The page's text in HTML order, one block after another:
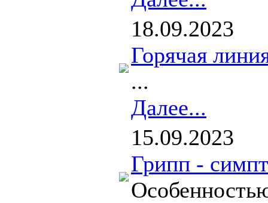
18.09.2023
Горячая
...
Далее...
15.09.2023
Грипп -